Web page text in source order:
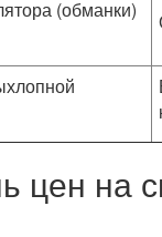
(обманки)
цен на